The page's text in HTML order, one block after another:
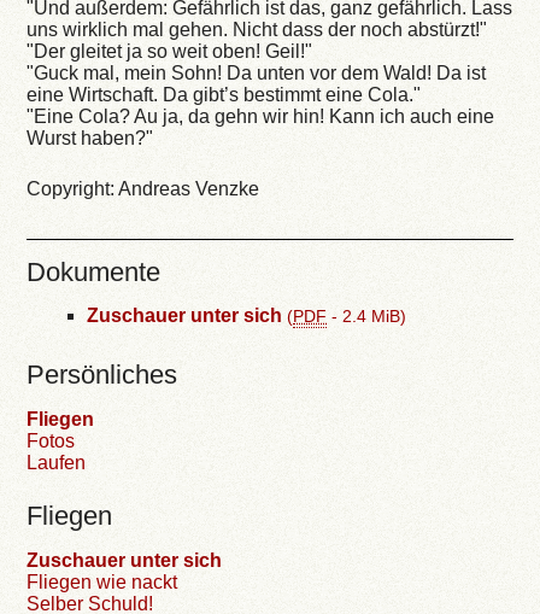
"Und außerdem: Gefährlich ist das, ganz gefährlich. Lass
uns wirklich mal gehen. Nicht dass der noch abstürzt!"
"Der gleitet ja so weit oben! Geil!"
"Guck mal, mein Sohn! Da unten vor dem Wald! Da ist
eine Wirtschaft. Da gibt’s bestimmt eine Cola."
"Eine Cola? Au ja, da gehn wir hin! Kann ich auch eine
Wurst haben?"
Copyright: Andreas Venzke
Dokumente
Zuschauer unter sich (PDF -2.4 MiB)
Persönliches
Fliegen
Fotos
Laufen
Fliegen
Zuschauer unter sich
Fliegen wie nackt
Selber Schuld!